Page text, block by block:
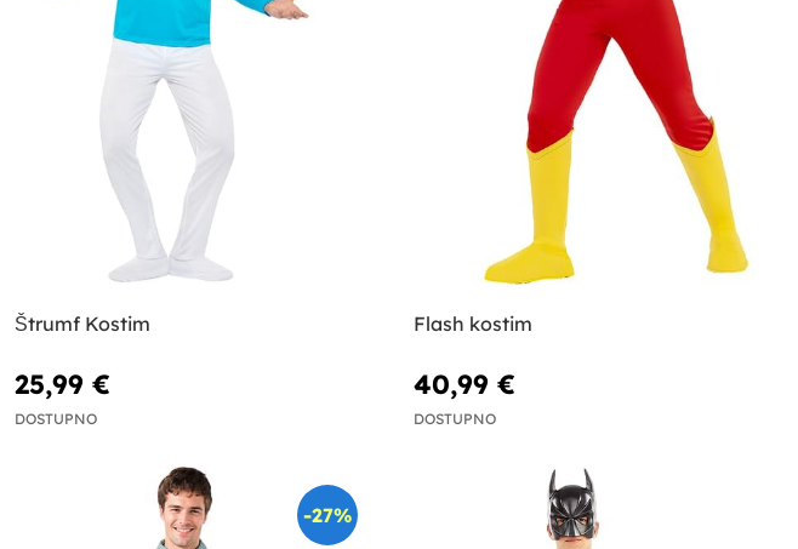
Štrumf Kostim
25,99 €
DOSTUPNO
Flash kostim
40,99 €
DOSTUPNO
-27%